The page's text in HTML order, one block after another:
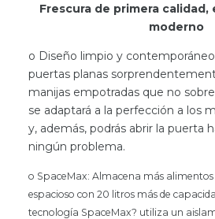
Frescura de primera
moderno
o Diseño limpio y
puertas planas
manijas empotradas que no
se adaptará a la perfección a los
y, además, podrás abrir la puerta
ningún problema.
o SpaceMax: Almacena más
espacioso con 20 litros más de
tecnología SpaceMax? utiliza un